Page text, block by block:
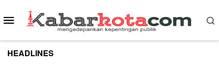
to
content
Mobile
Menu
HEADLINES